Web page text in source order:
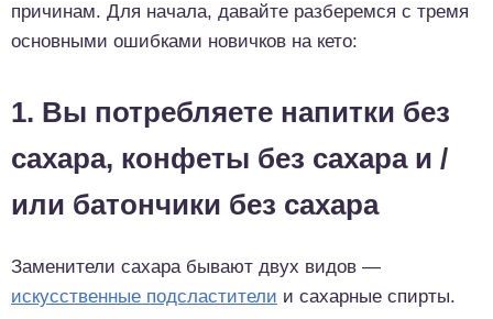
причинам. Для начала, давайте разберемся с тремя
основными ошибками новичков на кето:
1. Вы потребляете напитки без
сахара, конфеты без сахара и /
или батончики без сахара
Заменители сахара бывают двух видов —
искусственные подсластители и сахарные спирты.